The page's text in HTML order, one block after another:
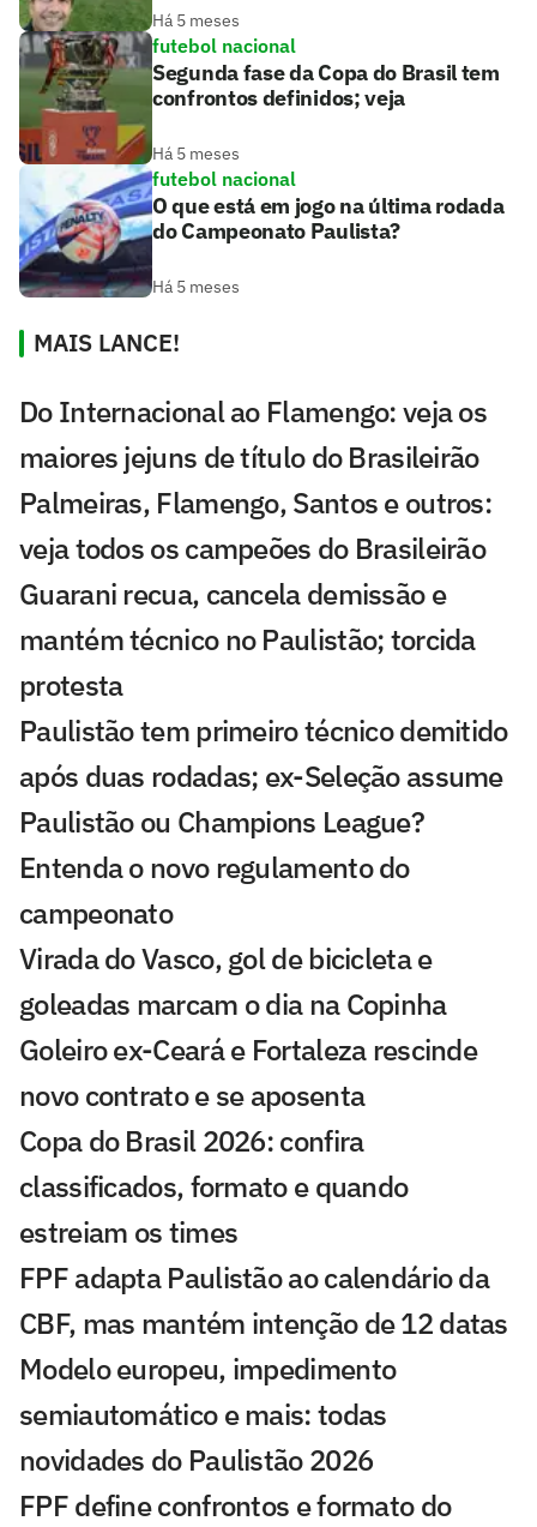
Há 5 meses
futebol nacional
Segunda fase da Copa do Brasil tem
confrontos definidos; veja
Há 5 meses
futebol nacional
O que está em jogo na última rodada
do Campeonato Paulista?
Há 5 meses
MAIS LANCE!
Do Internacional ao Flamengo: veja os
maiores jejuns de título do Brasileirão
Palmeiras, Flamengo, Santos e outros:
veja todos os campeões do Brasileirão
Guarani recua, cancela demissão e
mantém técnico no Paulistão; torcida
protesta
Paulistão tem primeiro técnico demitido
após duas rodadas; ex-Seleção assume
Paulistão ou Champions League?
Entenda o novo regulamento do
campeonato
Virada do Vasco, gol de bicicleta e
goleadas marcam o dia na Copinha
Goleiro ex-Ceará e Fortaleza rescinde
novo contrato e se aposenta
Copa do Brasil 2026: confira
classificados, formato e quando
estreiam os times
FPF adapta Paulistão ao calendário da
CBF, mas mantém intenção de 12 datas
Modelo europeu, impedimento
semiautomático e mais: todas
novidades do Paulistão 2026
FPF define confrontos e formato do